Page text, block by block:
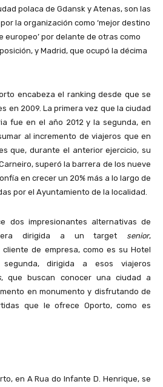
polaca de Gdansk y Atenas, son las
la organización como ‘mejor destino
europeo’ por delante de otras como
y Madrid, que ocupó la décima
encabeza el ranking desde que se
en 2009. La primera vez que la ciudad
fue en el año 2012 y la segunda, en
al incremento de viajeros que en
que, durante el anterior ejercicio, su
superó la barrera de los nueve
en crecer un 20% más a lo largo de
por el Ayuntamiento de la localidad.
dos impresionantes alternativas de
dirigida a un target senior,
de empresa, como es su Hotel
dirigida a esos viajeros
, que buscan conocer una ciudad a
en monumento y disfrutando de
que le ofrece Oporto, como es
en A Rua do Infante D. Henrique, se